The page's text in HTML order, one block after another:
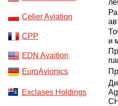
Celier Aviation
CPP
и
EDN Avaition
EuroAvionics
Exclases Holdings